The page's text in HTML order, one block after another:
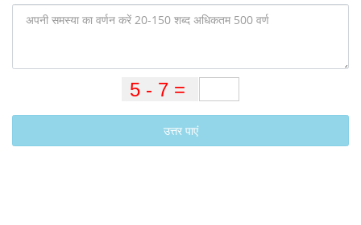
उत्तर पाएं